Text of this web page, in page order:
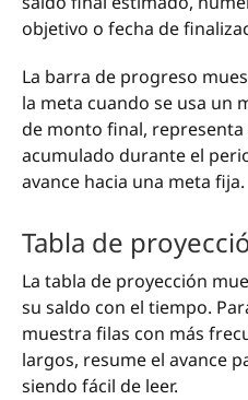
objetivo o fecha de
La barra de progreso
la meta cuando se usa un
de monto final,
acumulado durante el
avance hacia una meta fija.
Tabla de
La tabla de proyección
su saldo con el tiempo.
muestra filas con más
largos, resume el avance
siendo fácil de leer.